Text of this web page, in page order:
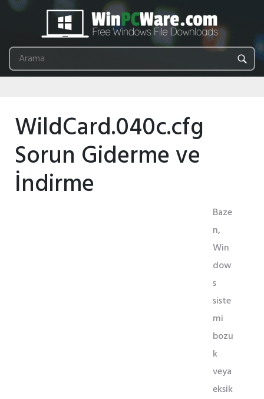
WildCard.040c.cfg
Sorun Giderme ve
İndirme
Baze
n,
Win
dow
s
siste
mi
bozu
k
veya
eksik